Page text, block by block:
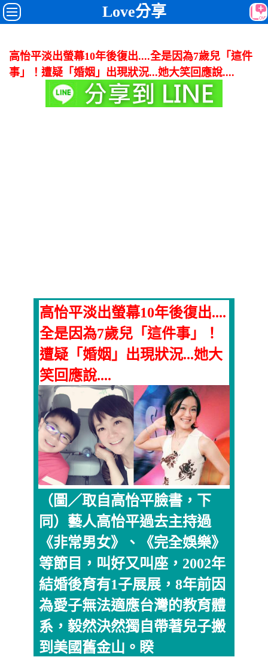
Love分享
高怡平淡出螢幕10年後復出....全是因為7歲兒「這件
事」！遭疑「婚姻」出現狀況...她大笑回應說....
高怡平淡出螢幕10年後復出....
全是因為7歲兒「這件事」！
遭疑「婚姻」出現狀況...她大
笑回應說....
（圖／取自高怡平臉書，下
同）藝人高怡平過去主持過
《非常男女》、《完全娛樂》
等節目，叫好又叫座，2002年
結婚後育有1子展展，8年前因
為愛子無法適應台灣的教育體
系，毅然決然獨自帶著兒子搬
到美國舊金山。睽